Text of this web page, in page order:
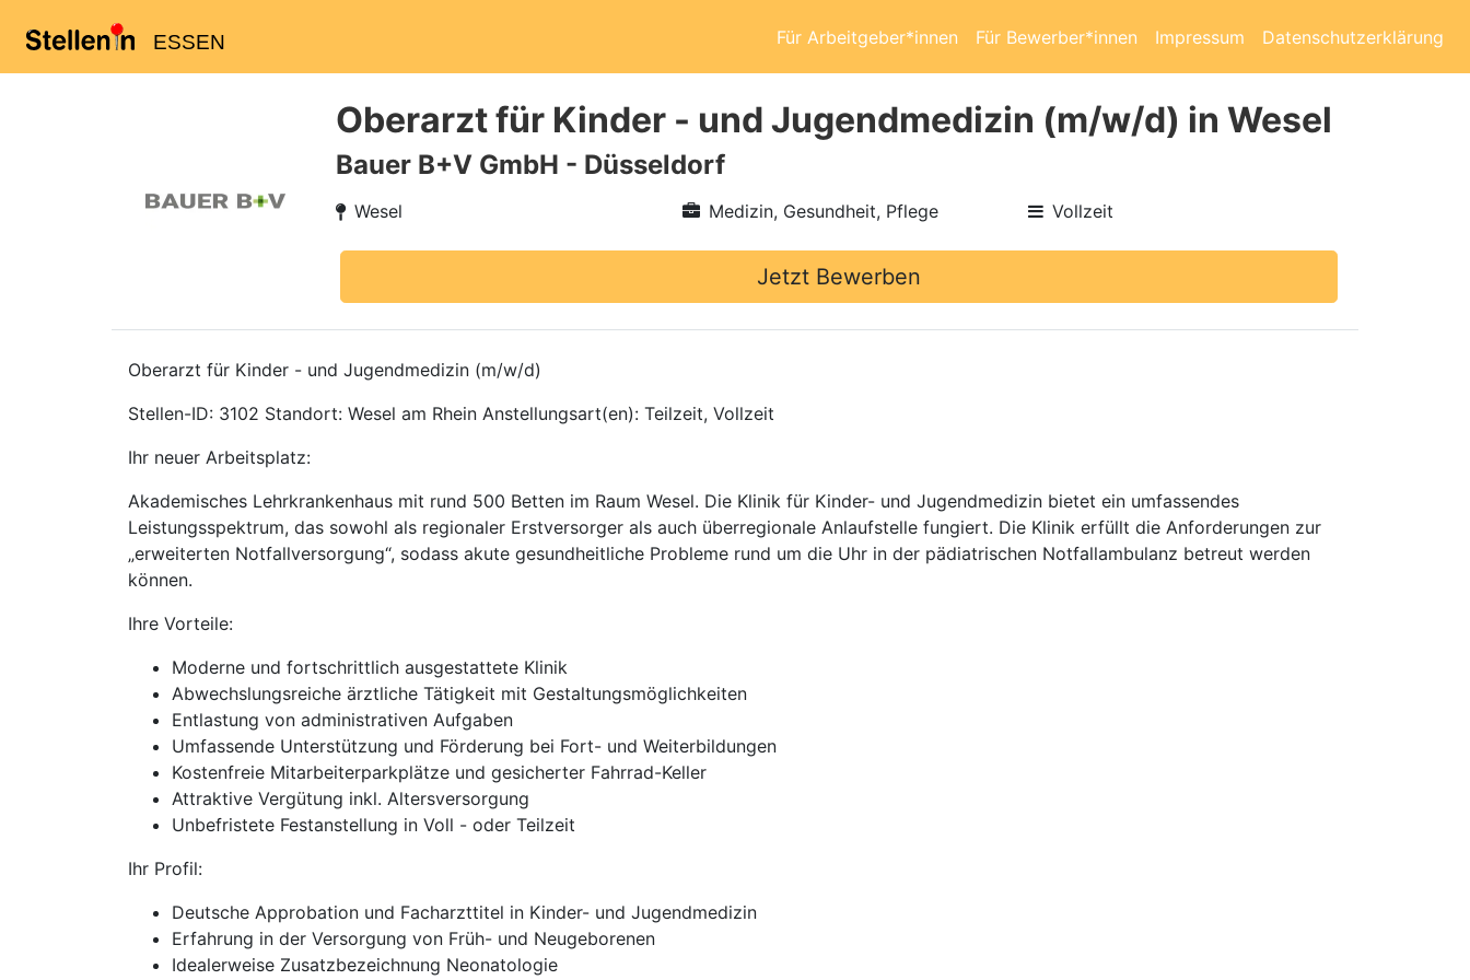
ESSEN Für Arbeitgeber*innen Für Bewerber*innen Impressum Datenschutzerklärung
Oberarzt für Kinder - und Jugendmedizin (m/w/d) in Wesel
Bauer B+V GmbH - Düsseldorf
Wesel Medizin, Gesundheit, Pflege Vollzeit
Jetzt Bewerben
Oberarzt für Kinder - und Jugendmedizin (m/w/d)
Stellen-ID: 3102 Standort: Wesel am Rhein Anstellungsart(en): Teilzeit, Vollzeit
Ihr neuer Arbeitsplatz:
Akademisches Lehrkrankenhaus mit rund 500 Betten im Raum Wesel. Die Klinik für Kinder- und Jugendmedizin bietet ein umfassendes
Leistungsspektrum, das sowohl als regionaler Erstversorger als auch überregionale Anlaufstelle fungiert. Die Klinik erfüllt die Anforderungen zur
„erweiterten Notfallversorgung“, sodass akute gesundheitliche Probleme rund um die Uhr in der pädiatrischen Notfallambulanz betreut werden
können.
Ihre Vorteile:
Moderne und fortschrittlich ausgestattete Klinik
Abwechslungsreiche ärztliche Tätigkeit mit Gestaltungsmöglichkeiten
Entlastung von administrativen Aufgaben
Umfassende Unterstützung und Förderung bei Fort- und Weiterbildungen
Kostenfreie Mitarbeiterparkplätze und gesicherter Fahrrad-Keller
Attraktive Vergütung inkl. Altersversorgung
Unbefristete Festanstellung in Voll - oder Teilzeit
Ihr Profil:
Deutsche Approbation und Facharzttitel in Kinder- und Jugendmedizin
Erfahrung in der Versorgung von Früh- und Neugeborenen
Idealerweise Zusatzbezeichnung Neonatologie